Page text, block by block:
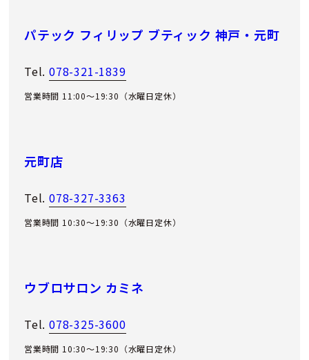
パテック フィリップ ブティック 神戸・元町
Tel. 078-321-1839
営業時間 11:00〜19:30（水曜日定休）
元町店
Tel. 078-327-3363
営業時間 10:30～19:30（水曜日定休）
ウブロサロン カミネ
Tel. 078-325-3600
営業時間 10:30～19:30（水曜日定休）